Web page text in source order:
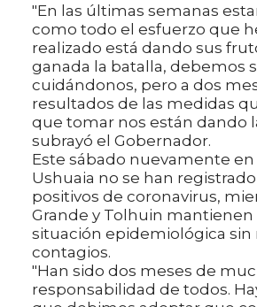
"En las últimas semanas
como todo el esfuerzo que
realizado está dando sus
ganada la batalla, debemos
cuidándonos, pero a dos
resultados de las medidas
que tomar nos están dando
subrayó el Gobernador.
Este sábado nuevamente
Ushuaia no se han
positivos de coronavirus,
Grande y Tolhuin mantienen
situación epidemiológica sin
contagios.
"Han sido dos meses de
responsabilidad de todos.